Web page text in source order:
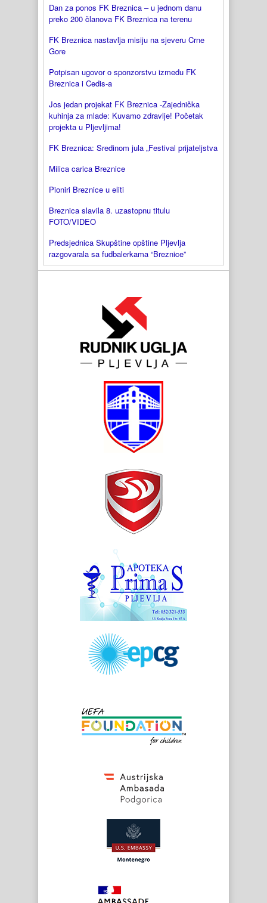
Dan za ponos FK Breznica – u jednom danu
preko 200 članova FK Breznica na terenu
FK Breznica nastavlja misiju na sjeveru Crne
Gore
Potpisan ugovor o sponzorstvu između FK
Breznica i Cedis-a
Jos jedan projekat FK Breznica -Zajednička
kuhinja za mlade: Kuvamo zdravlje! Početak
projekta u Pljevljima!
FK Breznica: Sredinom jula „Festival prijateljstva
Milica carica Breznice
Pioniri Breznice u eliti
Breznica slavila 8. uzastopnu titulu
FOTO/VIDEO
Predsjednica Skupštine opštine Pljevlja
razgovarala sa fudbalerkama “Breznice”